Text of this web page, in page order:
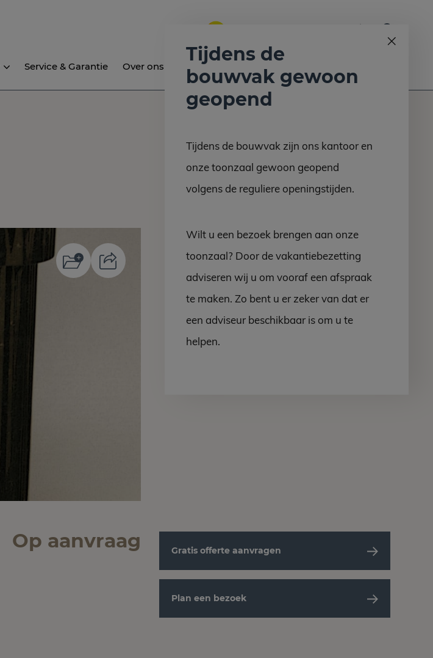
Service & Garantie Over ons Nieuws
Op aanvraag Gratis offerte aanvragen
Plan een bezoek
Tijdens de
bouwvak gewoon
geopend
Tijdens de bouwvak zijn ons kantoor en
onze toonzaal gewoon geopend
volgens de reguliere openingstijden.
Wilt u een bezoek brengen aan onze
toonzaal? Door de vakantiebezetting
adviseren wij u om vooraf een afspraak
te maken. Zo bent u er zeker van dat er
een adviseur beschikbaar is om u te
helpen.